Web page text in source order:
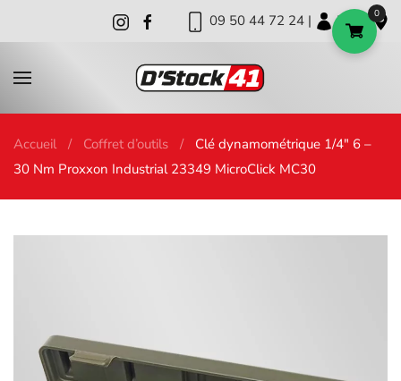
09 50 44 72 24 | | |
Accueil Coffret d’outils
Clé dynamométrique 1/4″ 6 –
30 Nm Proxxon Industrial 23349 MicroClick MC30
0